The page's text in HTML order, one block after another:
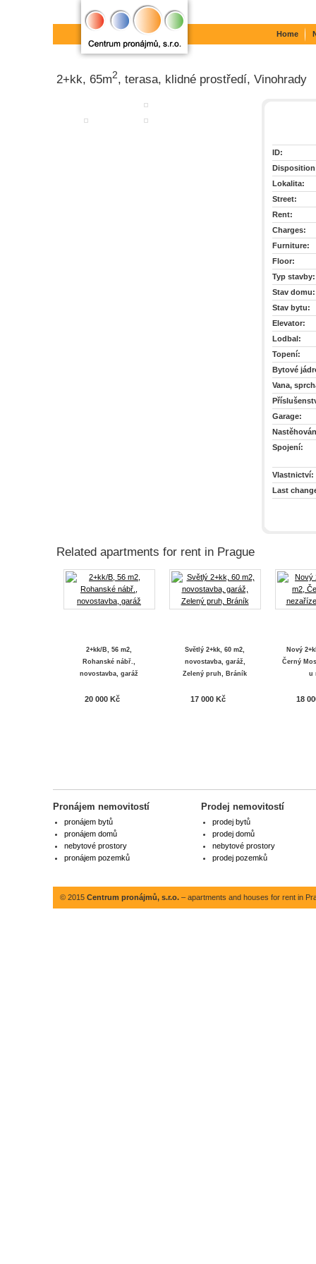
2+kk, 65m2, terasa, klidné prostředí, Vinohrady
ID:
Lokalita:
Street:
Rent:
Charges:
Furniture:
Floor:
Typ stavby:
Stav domu:
Stav bytu:
Elevator:
Lodbal:
Topení:
Bytové
Vana,
Garage:
Spojení:
Vlastnictví:
Last
Related apartments for rent in Prague
2+kk/B, 56 m2,
Rohanské nábř.,
novostavba, garáž
20 000 Kč
Světlý 2+kk, 60 m2,
novostavba, garáž,
Zelený pruh, Bráník
17 000 Kč
Nový
Černý
u
18
Home
Pronájem nemovitostí
pronájem bytů
pronájem domů
nebytové prostory
pronájem pozemků
Prodej nemovitostí
prodej bytů
prodej domů
nebytové prostory
prodej pozemků
© 2015 Centrum pronájmů, s.r.o.– apartments and houses for rent in